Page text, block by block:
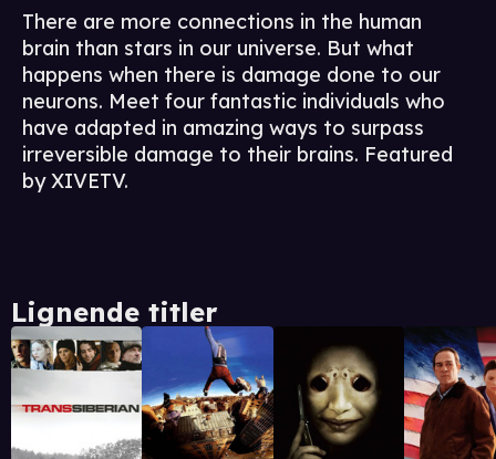
There are more connections in the human
brain than stars in our universe. But what
happens when there is damage done to our
neurons. Meet four fantastic individuals who
have adapted in amazing ways to surpass
irreversible damage to their brains. Featured
by XIVETV.
Lignende titler